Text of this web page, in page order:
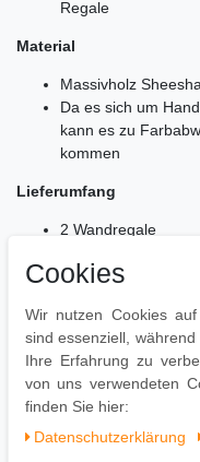
Regale
Material
Massivholz
Da es sich um
kann es zu
kommen
Lieferumfang
2 Wandregale
Lieferumfang
Lieferung ohne
Montage
Lieferzustand:
Cookies
Wir nutzen Cookies
sind essenziell,
Ihre Erfahrung zu
von uns verwendeten
finden Sie hier:
Daten­schutz­erklärung